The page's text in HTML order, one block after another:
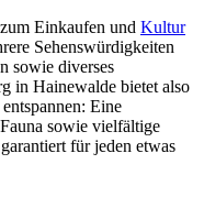
Einkaufen und Kultur
Sehenswürdigkeiten
sowie diverses
in Hainewalde bietet also
Eine
sowie vielfältige
für jeden etwas